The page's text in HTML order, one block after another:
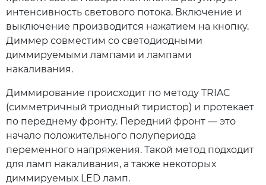
интенсивность светового потока. Включение и
выключение производится нажатием на кнопку.
Диммер совместим со светодиодными
диммируемыми лампами и лампами
накаливания.
Диммирование происходит по методу TRIAC
(симметричный триодный тиристор) и протекает
по переднему фронту. Передний фронт — это
начало положительного полупериода
переменного напряжения. Такой метод подходит
для ламп накаливания, а также некоторых
диммируемых LED ламп.